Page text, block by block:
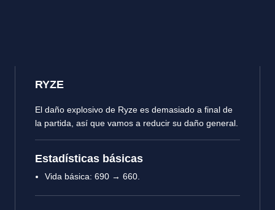
RYZE
El daño explosivo de Ryze es demasiado a final de
la partida, así que vamos a reducir su daño general.
Estadísticas básicas
Vida básica: 690 → 660.